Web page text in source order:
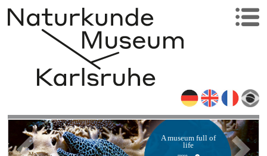
A museum full of
life